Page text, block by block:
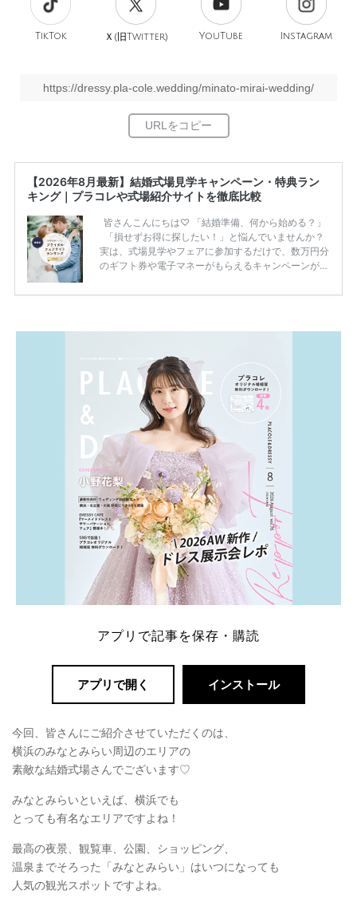
TikTok Ｘ(旧Twitter) YouTube Instagram
https://dressy.pla-cole.wedding/minato-mirai-wedding/
【2026年8月最新】結婚式場見学キャンペーン・特典ラン
キング｜プラコレや式場紹介サイトを徹底比較
皆さんこんにちは♡ 「結婚準備、何から始める？」
「損せずお得に探したい！」と悩んでいませんか？
実は、式場見学やフェアに参加するだけで、数万円分
のギフト券や電子マネーがもらえるキャンペーンがあ
ため、比較せずに選ぶと損をしてしまうことも……。
一番お得？」「プラコレの特典は？」といった疑問も
解決します。 まずは診断で候補を絞れる「ウェディ
ング診断」か、体験型 […]続きを読む
アプリで記事を保存・購読
アプリで開く インストール
今回、皆さんにご紹介させていただくのは、
横浜のみなとみらい周辺のエリアの
素敵な結婚式場さんでございます♡
みなとみらいといえば、横浜でも
とっても有名なエリアですよね！
最高の夜景、観覧車、公園、ショッピング、
温泉までそろった「みなとみらい」はいつになっても
人気の観光スポットですよね。